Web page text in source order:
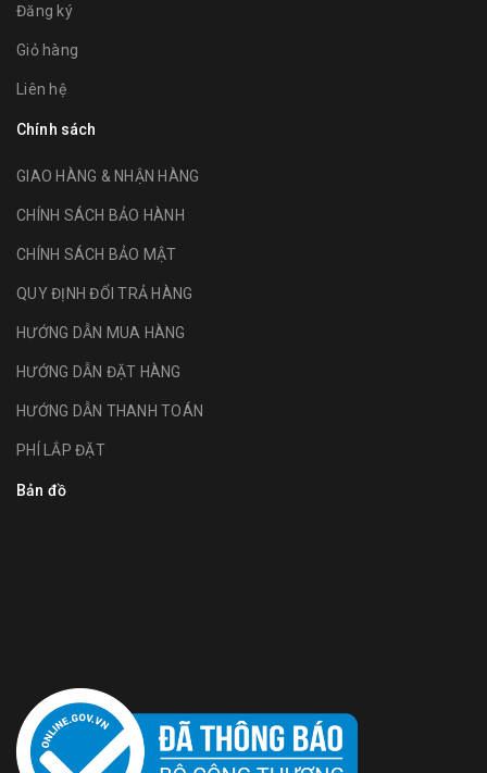
Đăng ký
Giỏ hàng
Liên hệ
Chính sách
GIAO HÀNG & NHẬN HÀNG
CHÍNH SÁCH BẢO HÀNH
CHÍNH SÁCH BẢO MẬT
QUY ĐỊNH ĐỔI TRẢ HÀNG
HƯỚNG DẪN MUA HÀNG
HƯỚNG DẪN ĐẶT HÀNG
HƯỚNG DẪN THANH TOÁN
PHÍ LẮP ĐẶT
Bản đồ